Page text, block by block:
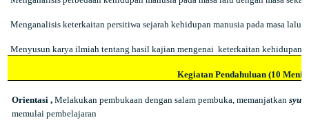
Menganalisis keterkaitan persitiwa sejarah kehidupan manusia pada masa lalu
Menyusun karya ilmiah tentang hasil kajian mengenai keterkaitan kehidupan
Kegiatan Pendahuluan (10 Menit)
Orientasi , Melakukan pembukaan dengan salam pembuka, memanjatkan
memulai pembelajaran